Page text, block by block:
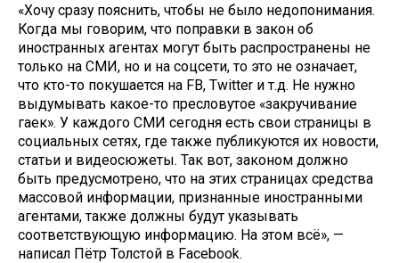
«Хочу сразу пояснить, чтобы не было недопонимания.
Когда мы говорим, что поправки в закон об
иностранных агентах могут быть распространены не
только на СМИ, но и на соцсети, то это не означает,
что кто-то покушается на FB, Twitter и т.д. Не нужно
выдумывать какое-то пресловутое «закручивание
гаек». У каждого СМИ сегодня есть свои страницы в
социальных сетях, где также публикуются их новости,
статьи и видеосюжеты. Так вот, законом должно
быть предусмотрено, что на этих страницах средства
массовой информации, признанные иностранными
агентами, также должны будут указывать
соответствующую информацию. На этом всё», —
написал Пётр Толстой в Facebook.